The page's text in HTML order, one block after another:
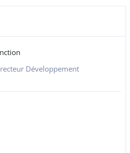
Développement